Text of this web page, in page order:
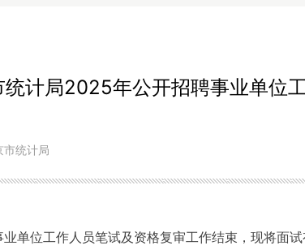
统计局2025年公开招聘事业单位
统计局
单位工作人员笔试及资格复审工作结束，现将面试